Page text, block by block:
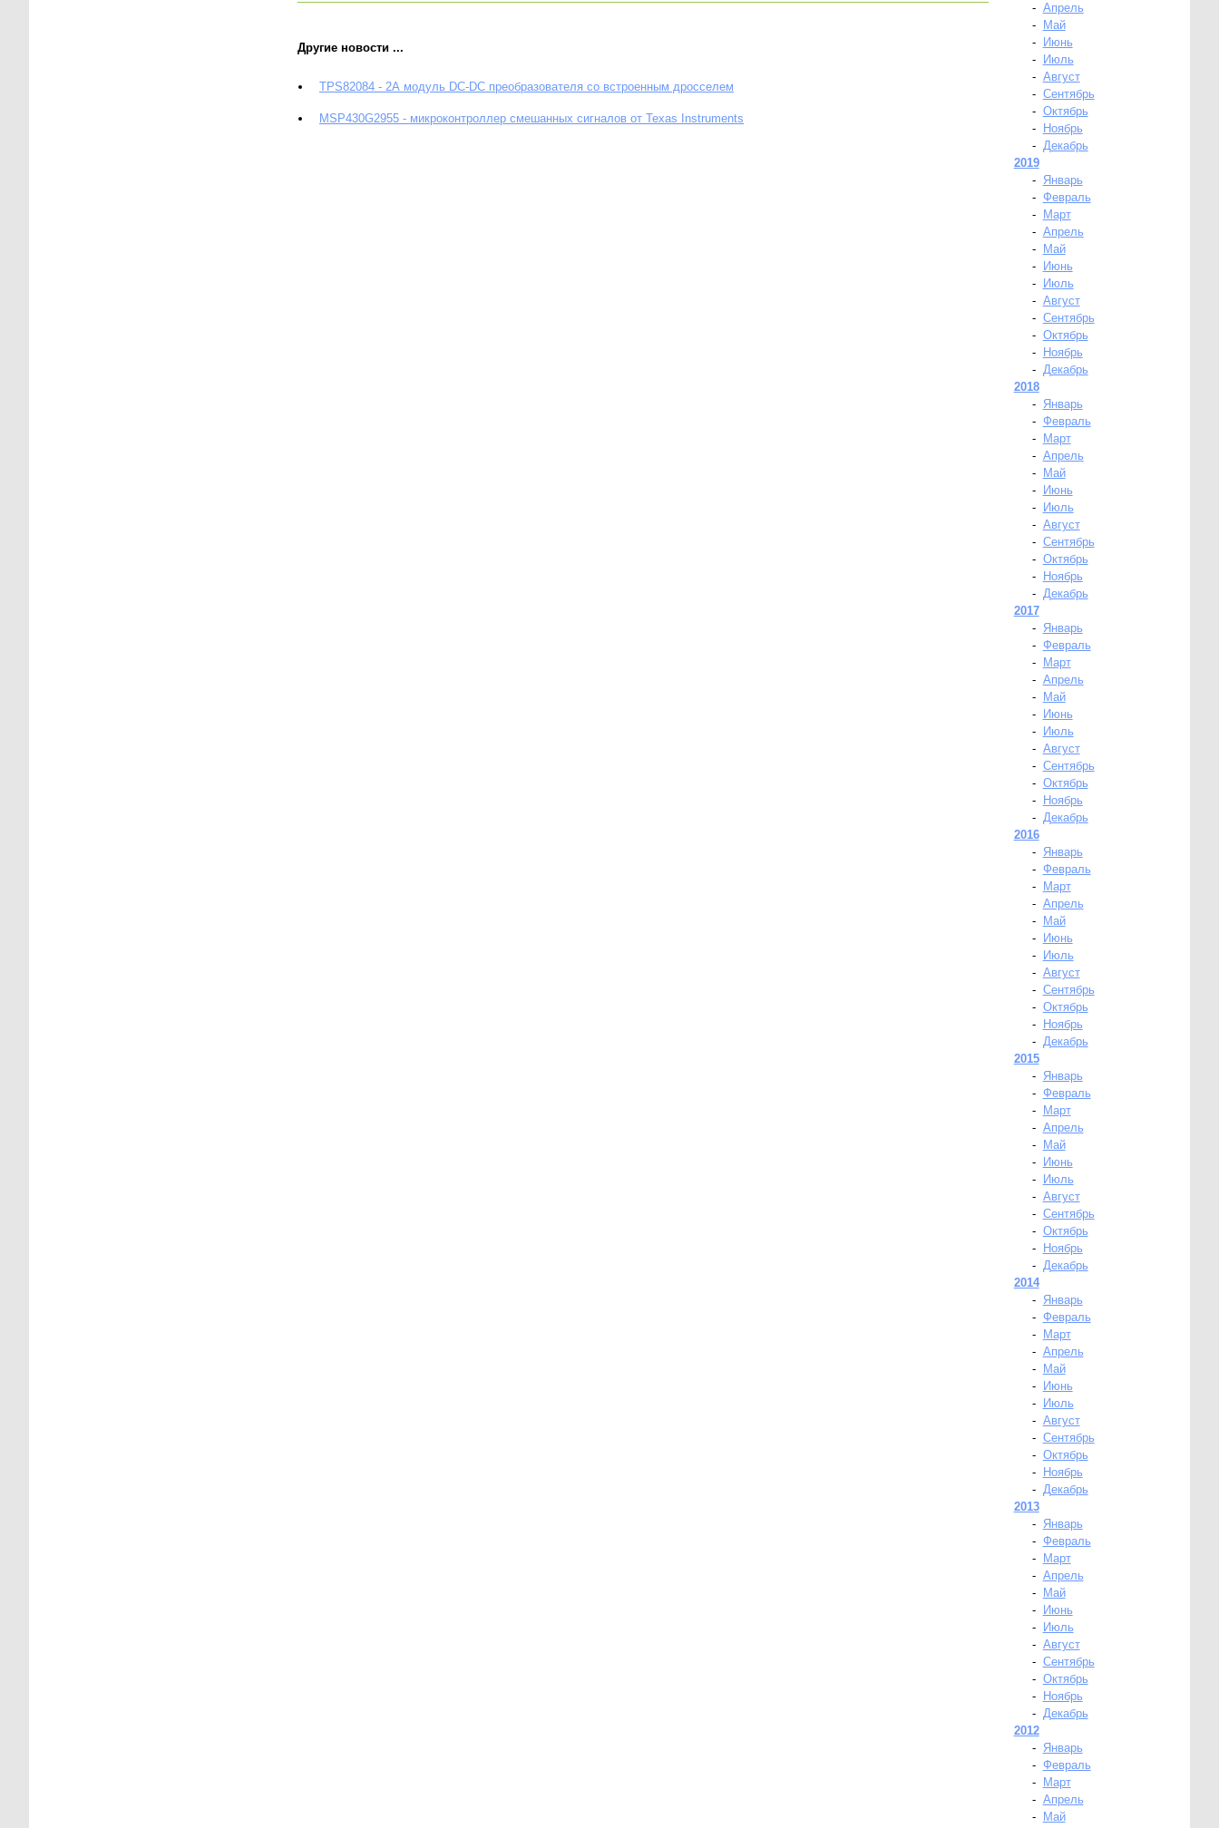
Другие новости ...
TPS82084 - 2А модуль DC-DC преобразователя со встроенным дросселем
MSP430G2955 - микроконтроллер смешанных сигналов от Texas Instruments
- Апрель
-
Май
-
Июнь
-
Июль
- Август
- Сентябрь
- Октябрь
-
Ноябрь
- Декабрь
2019
-
Январь
- Февраль
-
Март
- Апрель
-
Май
-
Июнь
-
Июль
- Август
- Сентябрь
- Октябрь
-
Ноябрь
- Декабрь
2018
-
Январь
- Февраль
-
Март
- Апрель
-
Май
-
Июнь
-
Июль
- Август
- Сентябрь
- Октябрь
-
Ноябрь
- Декабрь
2017
-
Январь
- Февраль
-
Март
- Апрель
-
Май
-
Июнь
-
Июль
- Август
- Сентябрь
- Октябрь
-
Ноябрь
- Декабрь
2016
-
Январь
- Февраль
-
Март
- Апрель
-
Май
-
Июнь
-
Июль
- Август
- Сентябрь
- Октябрь
-
Ноябрь
- Декабрь
2015
-
Январь
- Февраль
-
Март
- Апрель
-
Май
-
Июнь
-
Июль
- Август
- Сентябрь
- Октябрь
-
Ноябрь
- Декабрь
2014
-
Январь
- Февраль
-
Март
- Апрель
-
Май
-
Июнь
-
Июль
- Август
- Сентябрь
- Октябрь
-
Ноябрь
- Декабрь
2013
-
Январь
- Февраль
-
Март
- Апрель
-
Май
-
Июнь
-
Июль
- Август
- Сентябрь
- Октябрь
-
Ноябрь
- Декабрь
2012
-
Январь
- Февраль
-
Март
- Апрель
-
Май